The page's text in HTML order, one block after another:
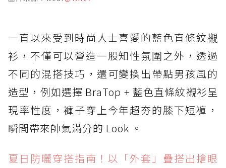
一直以來受到時尚人士喜愛的藍色直條紋襯
衫，不僅可以營造一股知性氛圍之外，透過
不同的混搭技巧，還可變換出帶點男孩風的
造型，例如選擇 BraTop + 藍色直條紋襯衫呈
現率性度，褲子穿上今年超夯的膝下短褲，
瞬間帶來帥氣滿分的 Look 。
夏日防曬穿搭指南！以「外套」疊搭出搶眼